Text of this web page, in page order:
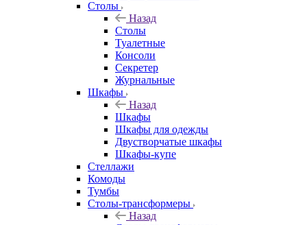
Столы
Назад
Столы
Туалетные
Консоли
Секретер
Журнальные
Шкафы
Назад
Шкафы
Шкафы для одежды
Двустворчатые шкафы
Шкафы-купе
Стеллажи
Комоды
Тумбы
Столы-трансформеры
Назад